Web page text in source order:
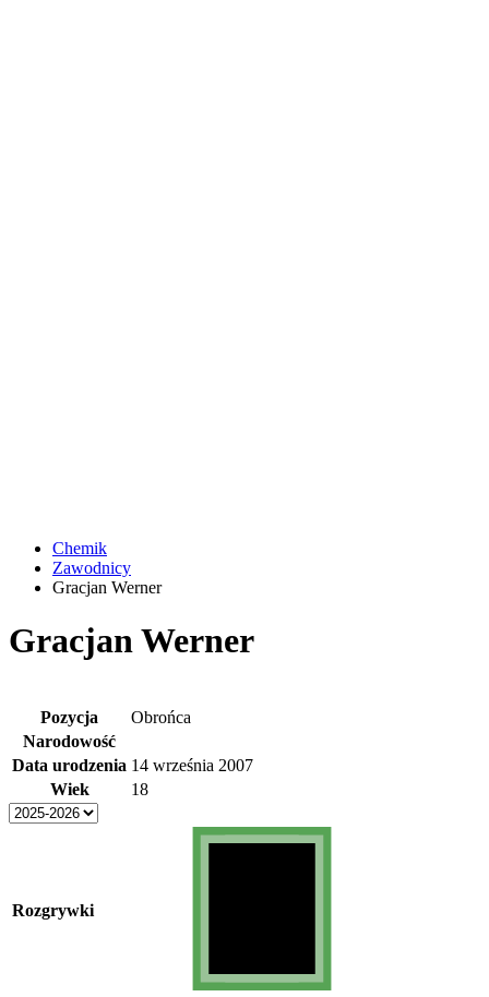
Chemik
Zawodnicy
Gracjan Werner
Gracjan Werner
Pozycja
Obrońca
Narodowość
Data urodzenia 14 września 2007
Wiek
18
Rozgrywki